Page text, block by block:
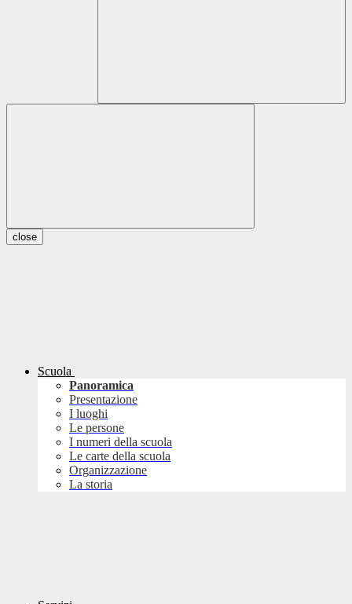
close
Scuola
Panoramica
Presentazione
I luoghi
Le persone
I numeri della scuola
Le carte della scuola
Organizzazione
La storia